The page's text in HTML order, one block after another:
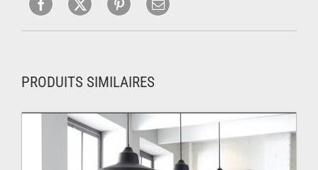
PRODUITS SIMILAIRES